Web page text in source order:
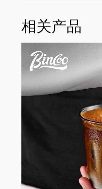
相关产品